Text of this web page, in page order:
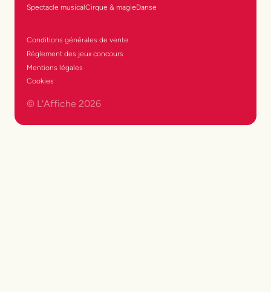
Spectacle musicalCirque & magieDanse
Conditions générales de vente
Réglement des jeux concours
Mentions légales
Cookies
© L'Affiche 2026